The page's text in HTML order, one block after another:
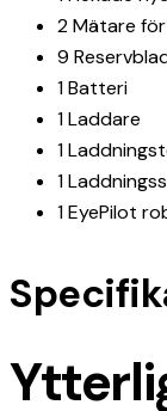
2 Mätare
9
1 Batteri
1 Laddare
1
1
1 EyePilot